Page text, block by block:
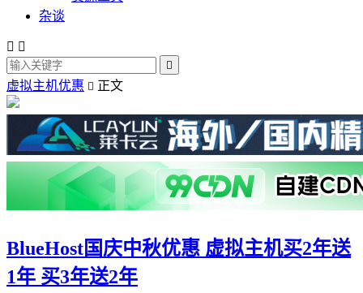
杂谈
 

虚拟主机优惠  正文
BlueHost国庆中秋优惠 虚拟主机买2年送
1年 买3年送2年